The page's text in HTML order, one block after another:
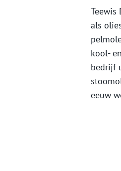
Teewis
als
kool-
bedrijf
eeuw